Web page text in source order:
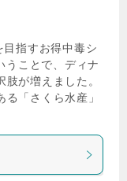
指すお得中毒シ
うことで、ディナ
が増えました。
「さくら水産」